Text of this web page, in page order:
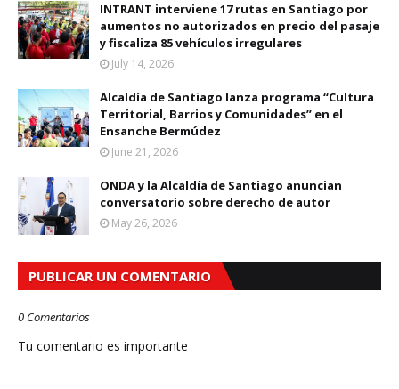
INTRANT interviene 17 rutas en Santiago por
aumentos no autorizados en precio del pasaje
y fiscaliza 85 vehículos irregulares
July 14, 2026
Alcaldía de Santiago lanza programa “Cultura
Territorial, Barrios y Comunidades” en el
Ensanche Bermúdez
June 21, 2026
ONDA y la Alcaldía de Santiago anuncian
conversatorio sobre derecho de autor
May 26, 2026
PUBLICAR UN COMENTARIO
0 Comentarios
Tu comentario es importante